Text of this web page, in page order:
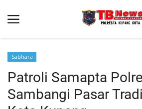
Beranda
Binkam
Sabhara
Patroli Samapta
Sambangi Pasar